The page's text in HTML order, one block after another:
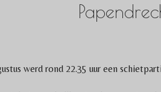
werd rond 22.35 uur een